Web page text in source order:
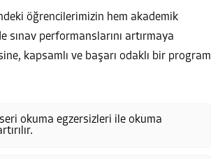
öğrencilerimizin hem akademik
sınav performanslarını artırmaya
kapsamlı ve başarı odaklı bir program
seri okuma egzersizleri ile okuma